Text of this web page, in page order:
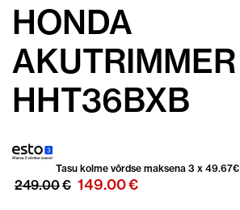
HONDA
AKUTRIMMER
HHT36BXB
Tasu kolme võrdse maksena 3 x 49.67€
249.00€ Algne
149.00€